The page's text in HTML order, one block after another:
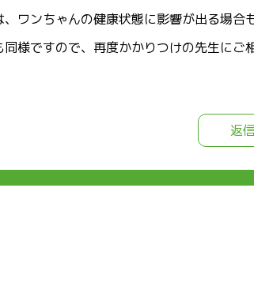
ワンちゃんの健康状態に影響が出る場合
様ですので、再度かかりつけの先生にご
返